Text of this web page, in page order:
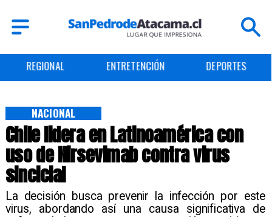
ENTRETENCIÓN DEPORTES CULTURA
Chile lidera en Latinoamérica con
uso de Nirsevimab contra virus
sincicial
​La decisión busca prevenir la infección por este
virus, abordando así una causa significativa de
NACIONAL